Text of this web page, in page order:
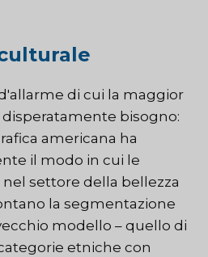
di cui la maggior
bisogno:
americana ha
il modo in cui le
settore della bellezza
la segmentazione
modello – quello di
etniche con